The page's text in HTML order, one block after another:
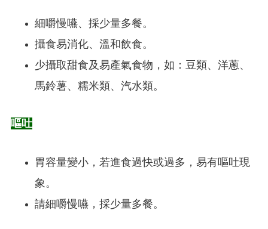
細嚼慢嚥、採少量多餐。
攝食易消化、溫和飲食。
少攝取甜食及易產氣食物，如：豆類、洋蔥、
馬鈴薯、糯米類、汽水類。
嘔吐
胃容量變小，若進食過快或過多，易有嘔吐現
象。
請細嚼慢嚥，採少量多餐。​